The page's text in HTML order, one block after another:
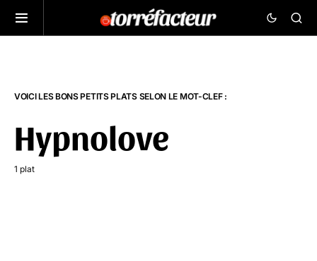
VOICI LES BONS PETITS PLATS SELON LE MOT-CLEF :
Hypnolove
1 plat